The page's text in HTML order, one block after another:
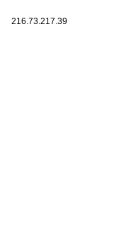
216.73.217.39